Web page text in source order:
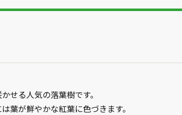
せる人気の落葉樹です。
葉が鮮やかな紅葉に色づきます。